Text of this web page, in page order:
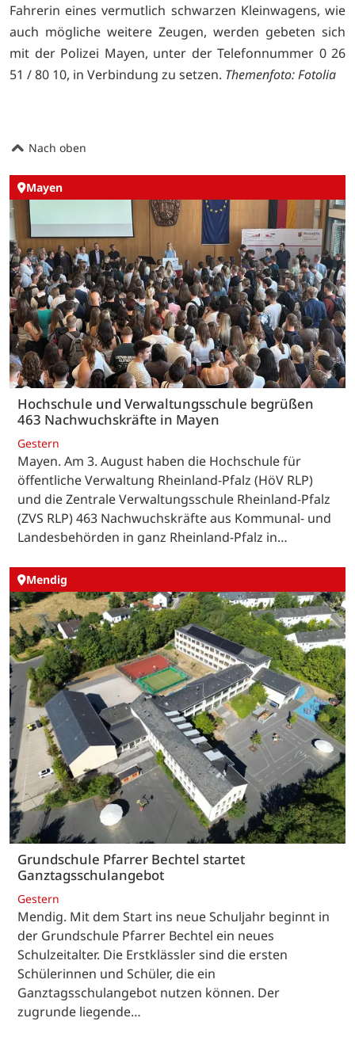
Fahrerin eines vermutlich schwarzen Kleinwagens, wie
auch mögliche weitere Zeugen, werden gebeten sich
mit der Polizei Mayen, unter der Telefonnummer 0 26
51 / 80 10, in Verbindung zu setzen. Themenfoto: Fotolia
Nach oben
Mayen
Hochschule und Verwaltungsschule begrüßen
463 Nachwuchskräfte in Mayen
Gestern
Mayen. Am 3. August haben die Hochschule für
öffentliche Verwaltung Rheinland-Pfalz (HöV RLP)
und die Zentrale Verwaltungsschule Rheinland-Pfalz
(ZVS RLP) 463 Nachwuchskräfte aus Kommunal- und
Landesbehörden in ganz Rheinland-Pfalz in…
Mendig
Grundschule Pfarrer Bechtel startet
Ganztagsschulangebot
Gestern
Mendig. Mit dem Start ins neue Schuljahr beginnt in
der Grundschule Pfarrer Bechtel ein neues
Schulzeitalter. Die Erstklässler sind die ersten
Schülerinnen und Schüler, die ein
Ganztagsschulangebot nutzen können. Der
zugrunde liegende…